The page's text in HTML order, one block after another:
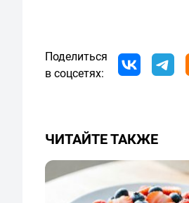
Поделиться
в соцсетях:
ЧИТАЙТЕ ТАКЖЕ